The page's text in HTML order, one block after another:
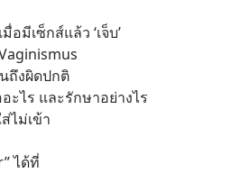
มีเซ็กส์แล้ว ‘เจ็บ’
นถึงผิดปกติ
ะไร และรักษาอย่างไร
ไม่เข้า
ได้ที่